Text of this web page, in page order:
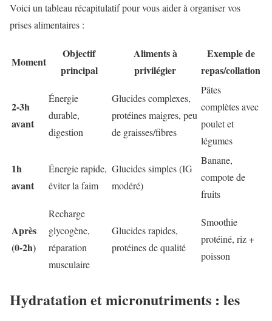
Voici un tableau récapitulatif pour vous aider à organiser vos
prises alimentaires :
Moment
Objectif
principal
Aliments à
privilégier
Exemple de
repas/collation
2-3h
avant
Énergie
durable,
digestion
Glucides complexes,
protéines maigres, peu
de graisses/fibres
Pâtes
complètes avec
poulet et
légumes
1h
avant
Énergie rapide,
éviter la faim
Glucides simples (IG
modéré)
Banane,
compote de
fruits
Après
(0-2h)
Recharge
glycogène,
réparation
musculaire
Glucides rapides,
protéines de qualité
Smoothie
protéiné, riz +
poisson
Hydratation et micronutriments : les